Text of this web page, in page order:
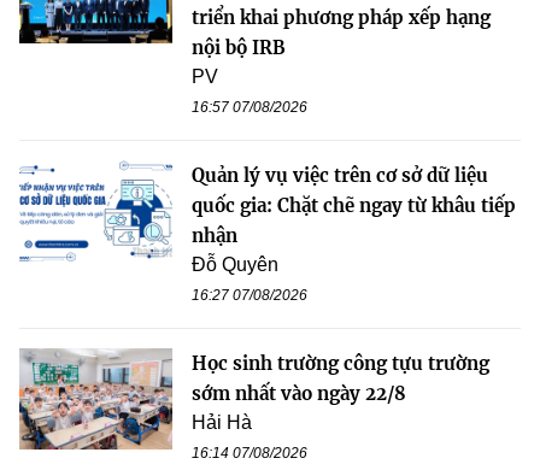
triển khai phương pháp xếp hạng
nội bộ IRB
PV
16:57 07/08/2026
Quản lý vụ việc trên cơ sở dữ liệu
quốc gia: Chặt chẽ ngay từ khâu tiếp
nhận
Đỗ Quyên
16:27 07/08/2026
Học sinh trường công tựu trường
sớm nhất vào ngày 22/8
Hải Hà
16:14 07/08/2026